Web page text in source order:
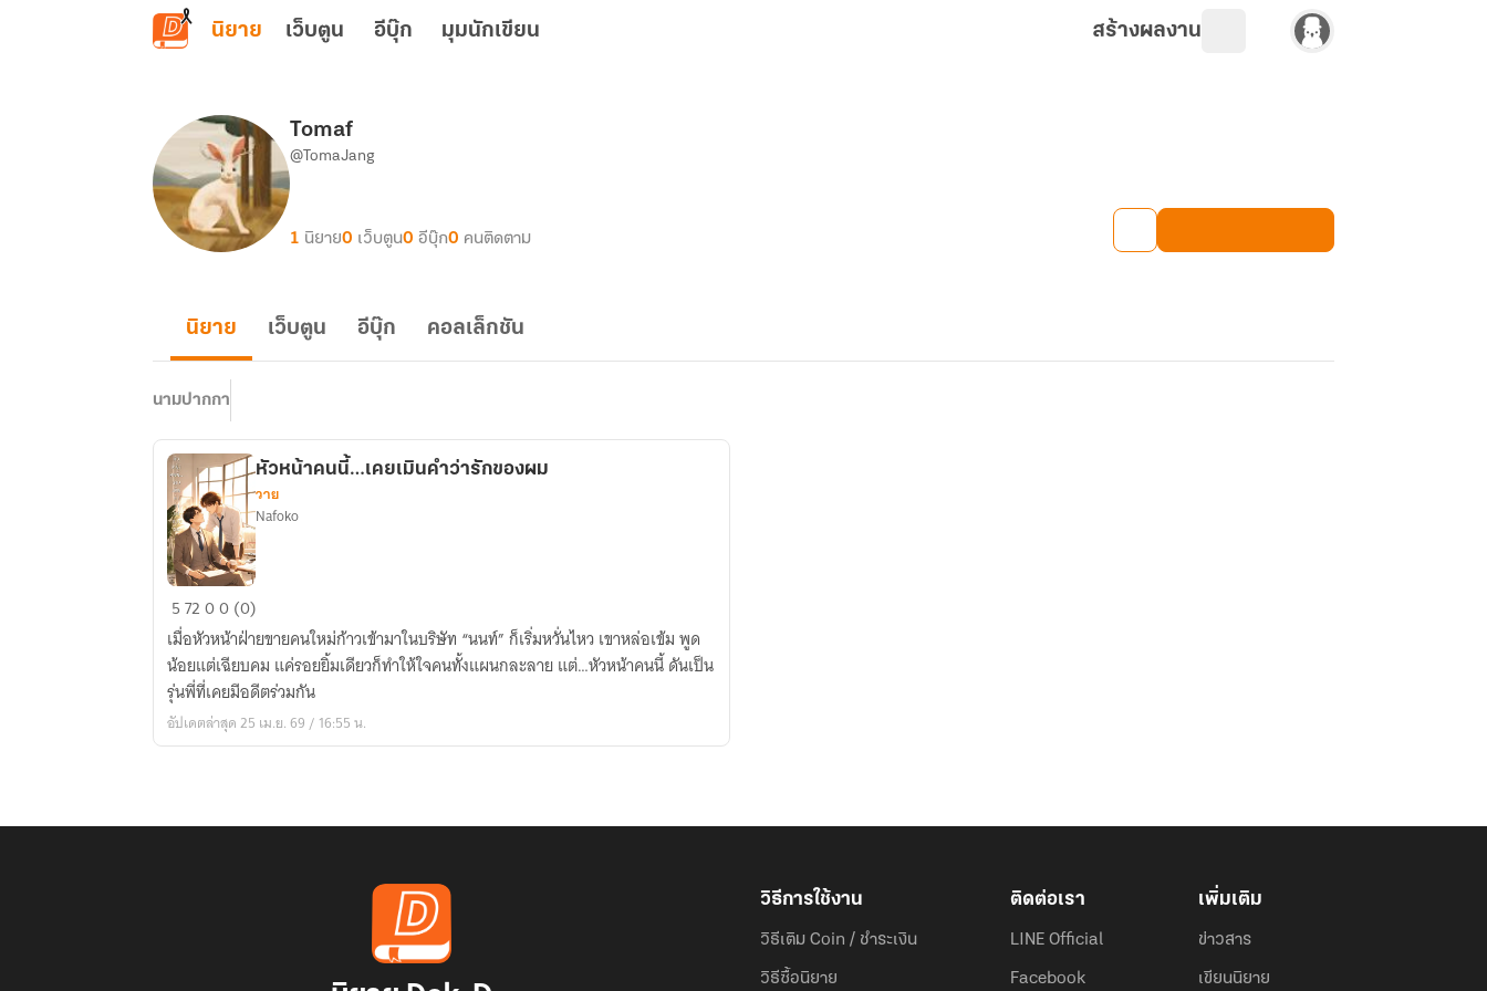
ข้ามไปยังเนื้อหาหลัก
นิยาย เว็บตูน อีบุ๊ก มุมนักเขียน สร้างผลงาน
Tomaf
@TomaJang
1 นิยาย0 เว็บตูน0 อีบุ๊ก0 คนติดตาม
นิยาย เว็บตูน อีบุ๊ก คอลเล็กชัน
นามปากกา
หัวหน้า
คน
นี้…
เคย
เมิน
คำ
หัวหน้าคนนี้…เคยเมินคำว่ารักของผม
วาย
Nafoko
57200 (0)
เมื่อหัวหน้าฝ่ายขายคนใหม่ก้าวเข้ามาในบริษัท “นนท์” ก็เริ่มหวั่นไหว เขาหล่อเข้ม พูด
น้อยแต่เฉียบคม แค่รอยยิ้มเดียวก็ทำให้ใจคนทั้งแผนกละลาย แต่…หัวหน้าคนนี้ ดันเป็น
รุ่นพี่ที่เคยมีอดีตร่วมกัน
อัปเดตล่าสุด 25 เม.ย. 69 / 16:55 น.
วิธีการใช้งาน
วิธีเติม Coin / ชำระเงิน
วิธีซื้อนิยาย
ติดต่อเรา
LINE Official
Facebook
เพิ่มเติม
ข่าวสาร
เขียนนิยาย